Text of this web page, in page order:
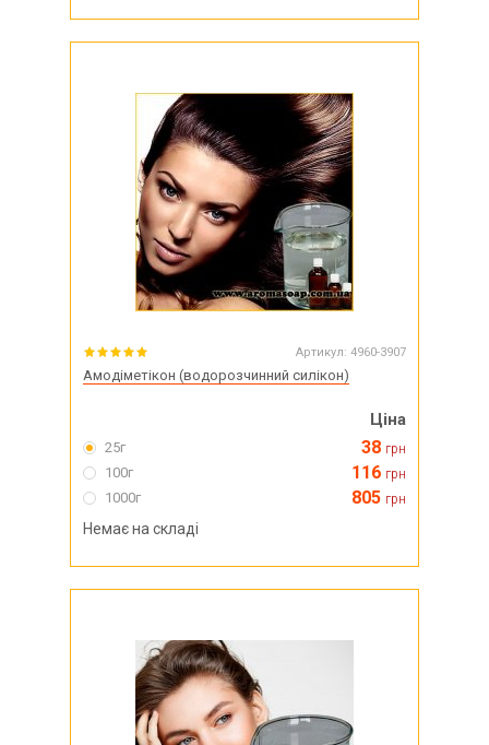
Артикул: 4960-3907
Амодіметікон (водорозчинний силікон)
Ціна
25г 38 грн
100г 116 грн
1000г 805 грн
Немає на складі